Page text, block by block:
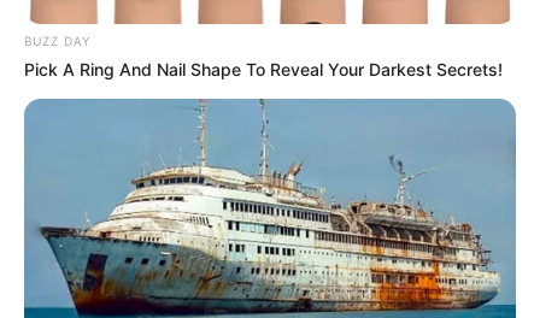
nehmen und auskühlen lassen.
2. **Eierlikörfüllung zubereiten:**
– In einer großen Schüssel die Mascarpone mit
dem Eierlikör glatt rühren.
– In einer separaten Schüssel die Schlagsahne
mit Sahnesteif und Puderzucker steif schlagen
und vorsichtig unter die Mascarpone-Eierlikör-
Mischung heben.
BUZZ DAY
Pick A Ring And Nail Shape To Reveal Your Darkest Secrets!